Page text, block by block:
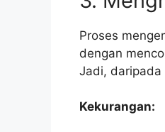
Proses
dengan
Jadi, daripada
Kekurangan: